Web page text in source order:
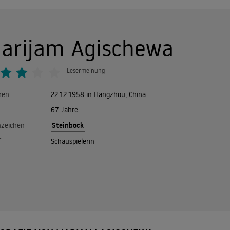
Agischewa
Lesermeinung
22.12.1958 in Hangzhou, China
67 Jahre
Steinbock
Schauspielerin